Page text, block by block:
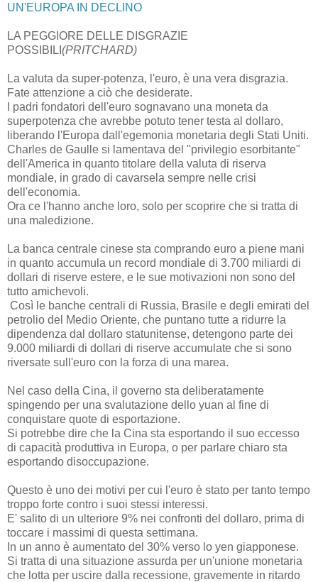
UN'EUROPA IN DECLINO
LA PEGGIORE DELLE DISGRAZIE
POSSIBILI (PRITCHARD)
La valuta da super-potenza, l'euro, è una vera disgrazia.
Fate attenzione a ciò che desiderate.
I padri fondatori dell'euro sognavano una moneta da
superpotenza che avrebbe potuto tener testa al dollaro,
liberando l'Europa dall'egemonia monetaria degli Stati Uniti.
Charles de Gaulle si lamentava del "privilegio esorbitante"
dell'America in quanto titolare della valuta di riserva
mondiale, in grado di cavarsela sempre nelle crisi
dell'economia.
Ora ce l'hanno anche loro, solo per scoprire che si tratta di
una maledizione.
La banca centrale cinese sta comprando euro a piene mani
in quanto accumula un record mondiale di 3.700 miliardi di
dollari di riserve estere, e le sue motivazioni non sono del
tutto amichevoli.
Così le banche centrali di Russia, Brasile e degli emirati del
petrolio del Medio Oriente, che puntano tutte a ridurre la
dipendenza dal dollaro statunitense, detengono parte dei
9.000 miliardi di dollari di riserve accumulate che si sono
riversate sull'euro con la forza di una marea.
Nel caso della Cina, il governo sta deliberatamente
spingendo per una svalutazione dello yuan al fine di
conquistare quote di esportazione.
Si potrebbe dire che la Cina sta esportando il suo eccesso
di capacità produttiva in Europa, o per parlare chiaro sta
esportando disoccupazione.
Questo è uno dei motivi per cui l'euro è stato per tanto tempo
troppo forte contro i suoi stessi interessi.
E' salito di un ulteriore 9% nei confronti del dollaro, prima di
toccare i massimi di questa settimana.
In un anno è aumentato del 30% verso lo yen giapponese.
Si tratta di una situazione assurda per un'unione monetaria
che lotta per uscire dalla recessione, gravemente in ritardo